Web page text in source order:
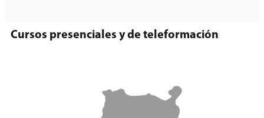
Cursos presenciales y de teleformación